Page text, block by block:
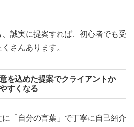
誠実に提案すれば、初心者でも受
さんあります。
を込めた提案でクライアントか
すくなる
「自分の言葉」で丁寧に自己紹介